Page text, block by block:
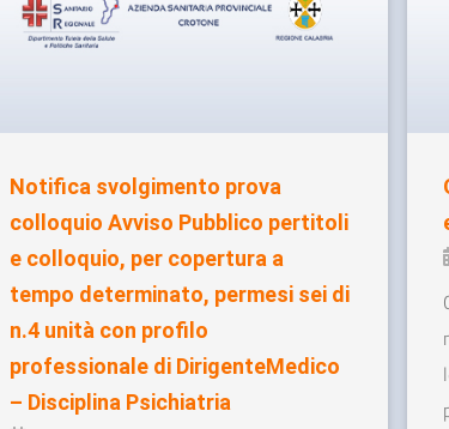
Notifica svolgimento prova
colloquio Avviso Pubblico pertitoli
e colloquio, per copertura a
tempo determinato, permesi sei di
n.4 unità con profilo
professionale di DirigenteMedico
– Disciplina Psichiatria